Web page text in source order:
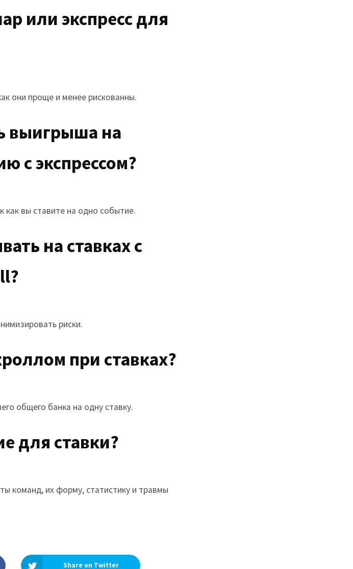
или экспресс для
они проще и менее рискованны.
выигрыша на
с экспрессом?
вы ставите на одно событие.
на ставках с
риски.
при ставках?
общего банка на одну ставку.
для ставки?
команд, их форму, статистику и травмы
Share on Twitter